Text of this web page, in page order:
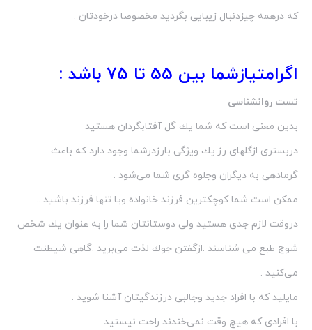
كه درهمه چیزدنبال زیبایی بگردید مخصوصا درخودتان .
اگرامتیازشما بین 55 تا 75 باشد :
تست روانشناسی
بدین معنی است كه شما یك گل آفتابگردان هستید
دربستری ازگلهای رز.یك ویژگی بارزدرشما وجود دارد كه باعث
گرمادهی به دیگران وجلوه گری شما می‌شود .
ممكن است شما كوچكترین فرزند خانواده ویا تنها فرزند باشید ..
دروقت لازم جدی هستید ولی دوستانتان شما را به عنوان یك شخص
شوج طبع می شناسند .ازگفتن جوك لذت می‌برید .گاهی شیطنت
می‌كنید .
مایلید كه با افراد جدید وجالبی درزندگیتان آشنا شوید .
با افرادی كه هیچ وقت نمی‌خندند راحت نیستید .